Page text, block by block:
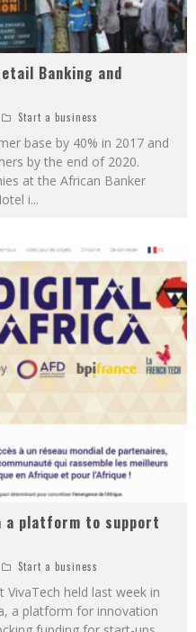
Banking and
Start a business
base by 40% in 2017 and
by the end of 2020.
at the African Banker
i...
a platform to support
Start a business
held last week in
a platform for innovation